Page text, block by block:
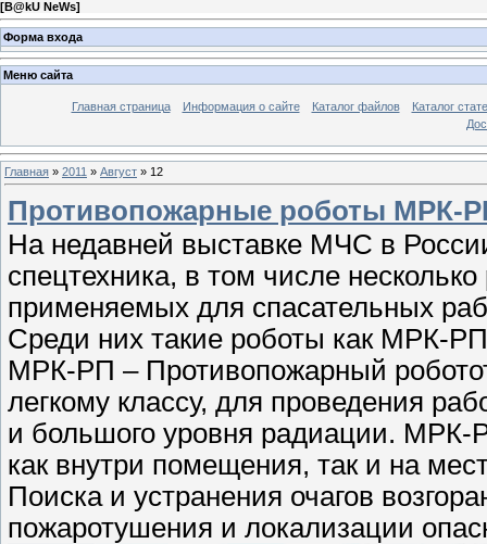
[B@kU NeWs]
Форма входа
Меню сайта
Главная страница Информация о сайте Каталог файлов
Каталог
Главная » 2011 » Август » 12
Противопожарные роботы МРК-
На недавней выставке МЧС в
спецтехника, в том числе
применяемых для спасательных
Среди них такие роботы как МРК-
МРК-РП – Противопожарный
легкому классу, для проведения
и большого уровня радиации. МРК-
как внутри помещения, так и на
Поиска и устранения очагов
пожаротушения и локализации